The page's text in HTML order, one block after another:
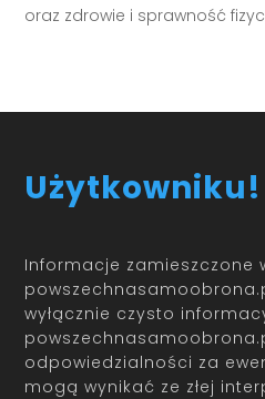
oraz zdrowie i sprawność
Użytkowniku!
Informacje zamieszczone
wyłącznie czysto
odpowiedzialności za
mogą wynikać ze złej